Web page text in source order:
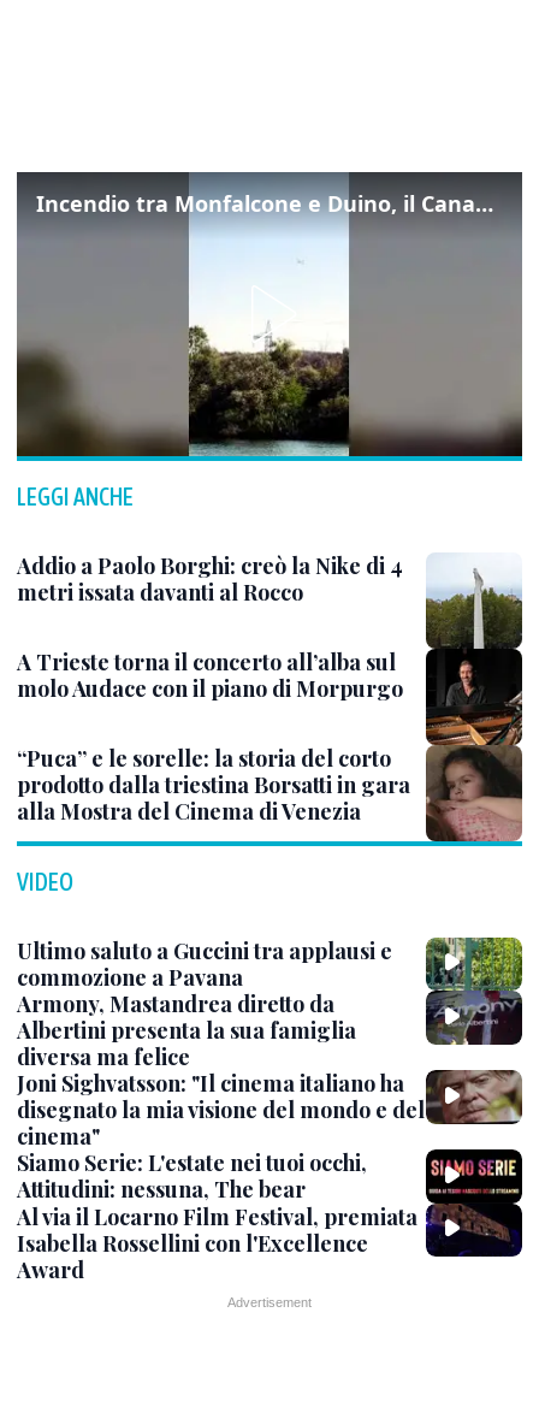
Incendio tra Monfalcone e Duino, il Canadair in azione per fermare le fiamme sul fronte dell’A4
LEGGI ANCHE
Addio a Paolo Borghi: creò la Nike di 4
metri issata davanti al Rocco
A Trieste torna il concerto all’alba sul
molo Audace con il piano di Morpurgo
“Puca” e le sorelle: la storia del corto
prodotto dalla triestina Borsatti in gara
alla Mostra del Cinema di Venezia
VIDEO
Ultimo saluto a Guccini tra applausi e
commozione a Pavana
Armony, Mastandrea diretto da
Albertini presenta la sua famiglia
diversa ma felice
Joni Sighvatsson: "Il cinema italiano ha
disegnato la mia visione del mondo e del
cinema"
Siamo Serie: L'estate nei tuoi occhi,
Attitudini: nessuna, The bear
Al via il Locarno Film Festival, premiata
Isabella Rossellini con l'Excellence
Award